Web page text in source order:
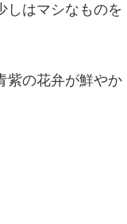
しはマシなものを
紫の花弁が鮮やか